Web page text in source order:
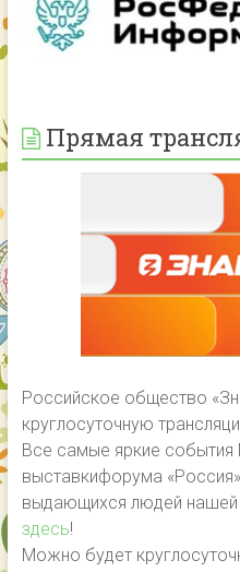
Прямая
Российское общество
круглосуточную
Все самые яркие
выставкифорума
выдающихся людей нашей
здесь!
Можно будет